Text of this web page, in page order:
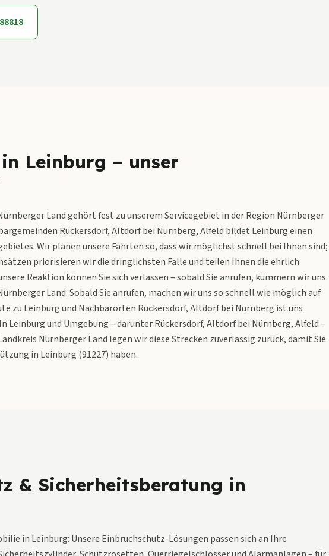
Leinburg – unser
Land gehört fest zu unserem Servicegebiet in der Region Nürnberger
Rückersdorf, Altdorf bei Nürnberg, Alfeld bildet Leinburg einen
Wir planen unsere Fahrten so, dass wir möglichst schnell bei Ihnen sind;
priorisieren wir die dringlichsten Fälle und teilen Ihnen die ehrlich
Reaktion können Sie sich verlassen – sobald Sie anrufen, kümmern wir uns.
Land: Sobald Sie anrufen, machen wir uns so schnell wie möglich auf
zu Leinburg und Nachbarorten Rückersdorf, Altdorf bei Nürnberg ist uns
Leinburg und Umgebung – darunter Rückersdorf, Altdorf bei Nürnberg, Alfeld –
Nürnberger Land legen wir diese Strecken zuverlässig zurück, damit Sie
in Leinburg (91227) haben.
& Sicherheitsberatung in
in Leinburg: Unsere Einbruchschutz-Lösungen passen sich an Ihre